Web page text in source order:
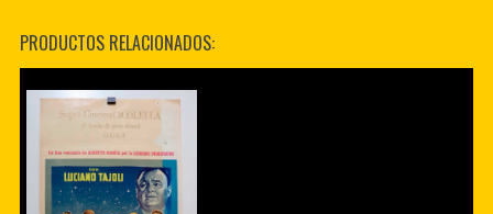
PRODUCTOS RELACIONADOS: